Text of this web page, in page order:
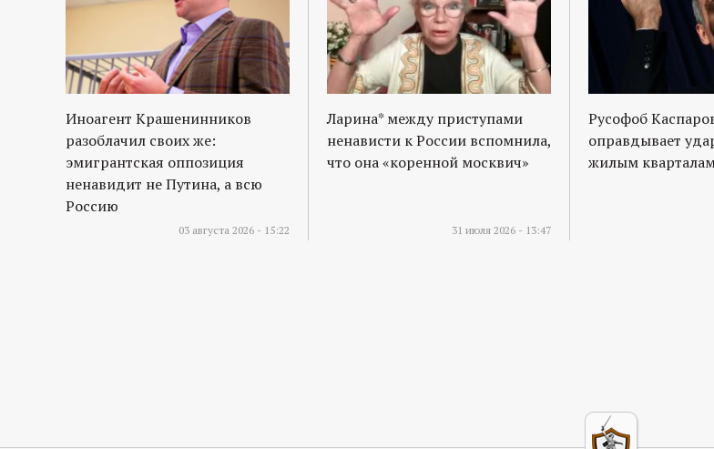
Иноагент Крашенинников
разоблачил своих же:
эмигрантская оппозиция
ненавидит не Путина, а всю
Россию
03 августа 2026 - 15:22
Ларина* между приступами
ненависти к России вспомнила,
что она «коренной москвич»
31 июля 2026 - 13:47
Русофоб
оправдывает
жилым